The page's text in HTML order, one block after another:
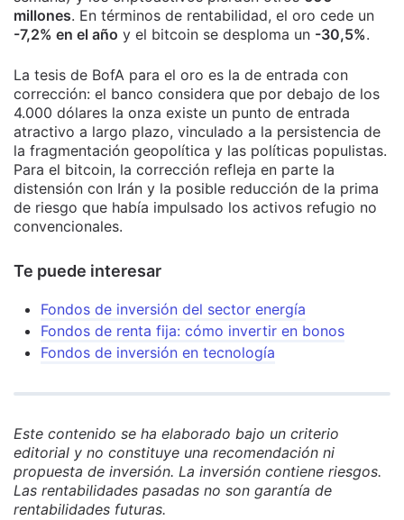
millones. En términos de rentabilidad, el oro cede un
-7,2% en el año y el bitcoin se desploma un -30,5%.
La tesis de BofA para el oro es la de entrada con
corrección: el banco considera que por debajo de los
4.000 dólares la onza existe un punto de entrada
atractivo a largo plazo, vinculado a la persistencia de
la fragmentación geopolítica y las políticas populistas.
Para el bitcoin, la corrección refleja en parte la
distensión con Irán y la posible reducción de la prima
de riesgo que había impulsado los activos refugio no
convencionales.
Te puede interesar
Fondos de inversión del sector energía
Fondos de renta fija: cómo invertir en bonos
Fondos de inversión en tecnología
Este contenido se ha elaborado bajo un criterio
editorial y no constituye una recomendación ni
propuesta de inversión. La inversión contiene riesgos.
Las rentabilidades pasadas no son garantía de
rentabilidades futuras.